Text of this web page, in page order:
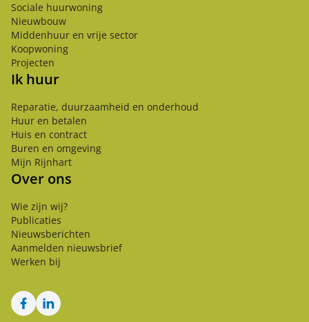
Sociale huurwoning
Nieuwbouw
Middenhuur en vrije sector
Koopwoning
Projecten
Ik huur
Reparatie, duurzaamheid en onderhoud
Huur en betalen
Huis en contract
Buren en omgeving
Mijn Rijnhart
Over ons
Wie zijn wij?
Publicaties
Nieuwsberichten
Aanmelden nieuwsbrief
Werken bij
FacebookLinkedIn